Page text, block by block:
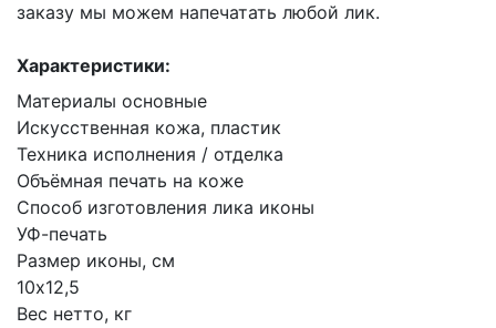
заказу мы можем напечатать любой лик.
Характеристики:
Материалы основные
Искусственная кожа, пластик
Техника исполнения / отделка
Объёмная печать на коже
Способ изготовления лика иконы
УФ-печать
Размер иконы, см
10х12,5
Вес нетто, кг